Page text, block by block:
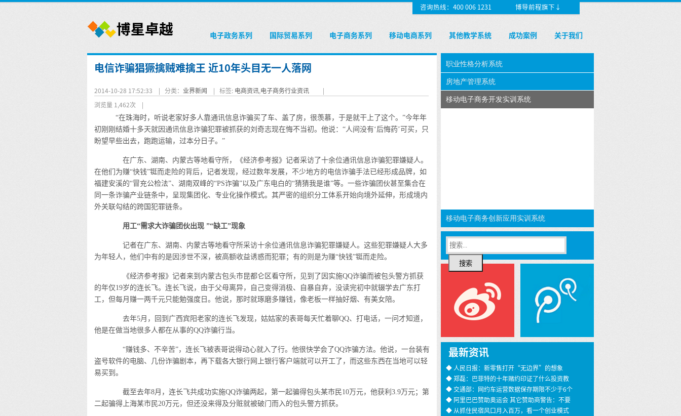
咨询热线：400 006 1231 博导前程旗下↓
电子政务系列 国际贸易系列 电子商务系列 移动电商系列 其他教学系统 成功案例 关于我们
电信诈骗猖獗擒贼难擒王 近10年头目无一人落网
2014-10-28 17:52:33 | 分类： 业界新闻 | 标签: 电商资讯,电子商务行业资讯
|
浏览量 1,462次 |
“在珠海时，听说老家好多人靠通讯信息诈骗买了车、盖了房，很羡慕，于是就干上了这个。”今年年
初刚刚结婚十多天就因通讯信息诈骗犯罪被抓获的刘奇志现在悔不当初。他说：“人间没有‘后悔药’可买，只
盼望早些出去，跑跑运输，过本分日子。”
在广东、湖南、内蒙古等地看守所，《经济参考报》记者采访了十余位通讯信息诈骗犯罪嫌疑人。
在他们为赚“快钱”铤而走险的背后，记者发现，经过数年发展，不少地方的电信诈骗手法已经形成品牌，如
福建安溪的“冒充公检法”、湖南双峰的“PS诈骗”以及广东电白的“猜猜我是谁”等。一些诈骗团伙甚至集合在
同一条诈骗产业链条中，呈现集团化、专业化操作模式。其严密的组织分工体系开始向境外延伸，形成境内
外关联勾结的跨国犯罪链条。
用工“需求大诈骗团伙出现 ”“缺工”现象
记者在广东、湖南、内蒙古等地看守所采访十余位通讯信息诈骗犯罪嫌疑人。这些犯罪嫌疑人大多
为年轻人，他们中有的是因涉世不深，被高额收益诱惑而犯罪；有的则是为赚“快钱”铤而走险。
《经济参考报》记者来到内蒙古包头市昆都仑区看守所，见到了因实施QQ诈骗而被包头警方抓获
的年仅19岁的连长飞。连长飞说，由于父母离异，自己变得消极、自暴自弃，没读完初中就辍学去广东打
工，但每月赚一两千元只能勉强度日。他说，那时就琢磨多赚钱，像老板一样抽好烟、有美女陪。
去年5月，回到广西宾阳老家的连长飞发现，姑姑家的表哥每天忙着聊QQ、打电话，一问才知道，
他是在做当地很多人都在从事的QQ诈骗行当。
“赚钱多、不辛苦”，连长飞被表哥说得动心就入了行。他很快学会了QQ诈骗方法。他说，一台装有
盗号软件的电脑、几份诈骗剧本，再下载各大银行网上银行客户端就可以开工了，而这些东西在当地可以轻
易买到。
截至去年8月，连长飞共成功实施QQ诈骗两起，第一起骗得包头某市民10万元，他获利3.9万元；第
二起骗得上海某市民20万元，但还没来得及分赃就被破门而入的包头警方抓获。
搜索
最新资讯
◆ 人民日报：新零售打开“无边界”的想象
◆ 郑磊：巴菲特的十年赌约印证了什么投资教
训
◆ 交通部：网约车运营数据保存期限不少于6个
月
◆ 阿里巴巴赞助奥运会 其它赞助商警告：不要
过界
◆ 从抓住民宿风口月入百万，看一个创业模式